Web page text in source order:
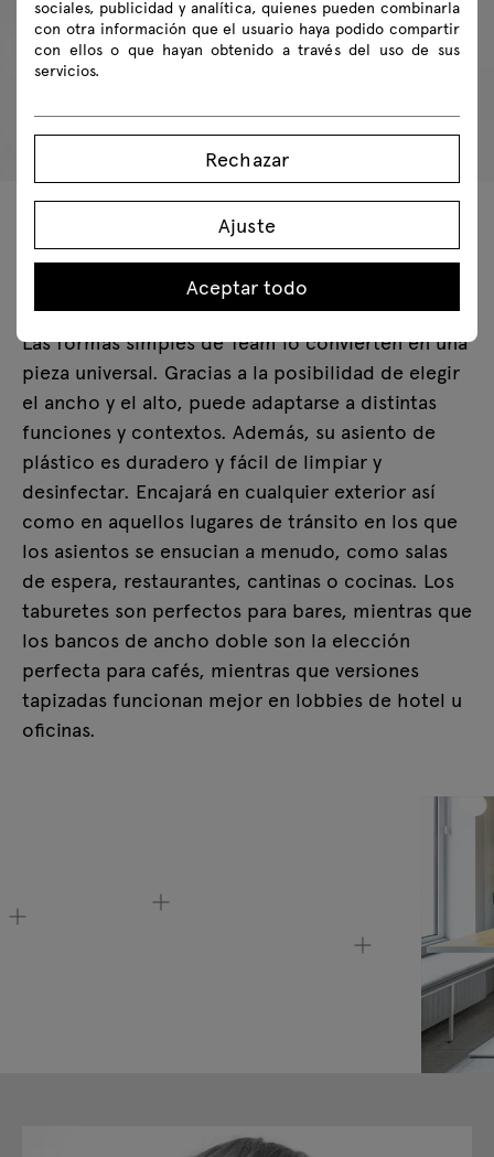
Elasticidad
Las formas simples de Team lo convierten en una
pieza universal. Gracias a la posibilidad de elegir
el ancho y el alto, puede adaptarse a distintas
funciones y contextos. Además, su asiento de
plástico es duradero y fácil de limpiar y
desinfectar. Encajará en cualquier exterior así
como en aquellos lugares de tránsito en los que
los asientos se ensucian a menudo, como salas
de espera, restaurantes, cantinas o cocinas. Los
taburetes son perfectos para bares, mientras que
los bancos de ancho doble son la elección
perfecta para cafés, mientras que versiones
tapizadas funcionan mejor en lobbies de hotel u
oficinas.
sociales, publicidad y analítica, quienes pueden combinarla
con otra información que el usuario haya podido compartir
con ellos o que hayan obtenido a través del uso de sus
servicios.
Rechazar
Ajuste
Aceptar todo